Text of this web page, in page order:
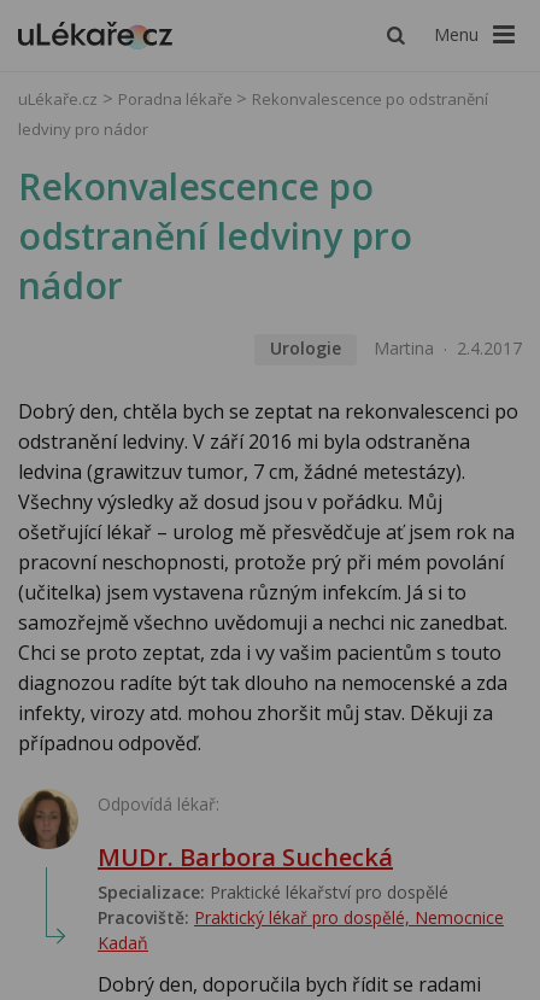
Menu
uLékaře.cz Poradna lékaře
Rekonvalescence po odstranění
ledviny pro nádor
Rekonvalescence po
odstranění ledviny pro
nádor
Urologie Martina 2.4.2017
Dobrý den, chtěla bych se zeptat na rekonvalescenci po
odstranění ledviny. V září 2016 mi byla odstraněna
ledvina (grawitzuv tumor, 7 cm, žádné metestázy).
Všechny výsledky až dosud jsou v pořádku. Můj
ošetřující lékař – urolog mě přesvědčuje ať jsem rok na
pracovní neschopnosti, protože prý při mém povolání
(učitelka) jsem vystavena různým infekcím. Já si to
samozřejmě všechno uvědomuji a nechci nic zanedbat.
Chci se proto zeptat, zda i vy vašim pacientům s touto
diagnozou radíte být tak dlouho na nemocenské a zda
infekty, virozy atd. mohou zhoršit můj stav. Děkuji za
případnou odpověď.
Odpovídá lékař:
MUDr. Barbora Suchecká
Specializace: Praktické lékařství pro dospělé
Pracoviště: Praktický lékař pro dospělé, Nemocnice
Kadaň
Dobrý den, doporučila bych řídit se radami